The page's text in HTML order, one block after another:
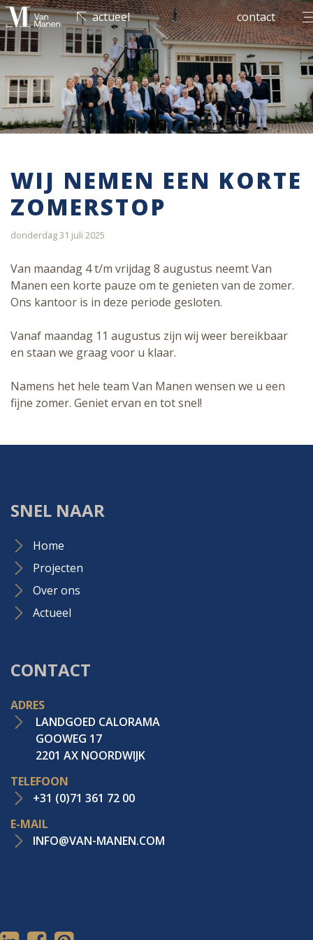
actueel contact
WIJ NEMEN EEN KORTE
ZOMERSTOP
donderdag 31 juli 2025
Van maandag 4 t/m vrijdag 8 augustus neemt Van
Manen een korte pauze om te genieten van de zomer.
Ons kantoor is in deze periode gesloten.
Vanaf maandag 11 augustus zijn wij weer bereikbaar
en staan we graag voor u klaar.
Namens het hele team Van Manen wensen we u een
fijne zomer. Geniet ervan en tot snel!
SNEL NAAR
Home
Projecten
Over ons
Actueel
CONTACT
ADRES
LANDGOED CALORAMA
GOOWEG 17
2201 AX NOORDWIJK
TELEFOON
+31 (0)71 361 72 00
E-MAIL
INFO@VAN-MANEN.COM